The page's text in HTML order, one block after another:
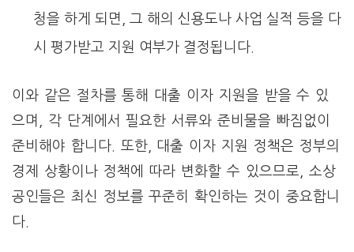
청을 하게 되면, 그 해의 신용도나 사업 실적 등을 다
시 평가받고 지원 여부가 결정됩니다.
이와 같은 절차를 통해 대출 이자 지원을 받을 수 있
으며, 각 단계에서 필요한 서류와 준비물을 빠짐없이
준비해야 합니다. 또한, 대출 이자 지원 정책은 정부의
경제 상황이나 정책에 따라 변화할 수 있으므로, 소상
공인들은 최신 정보를 꾸준히 확인하는 것이 중요합니
다.